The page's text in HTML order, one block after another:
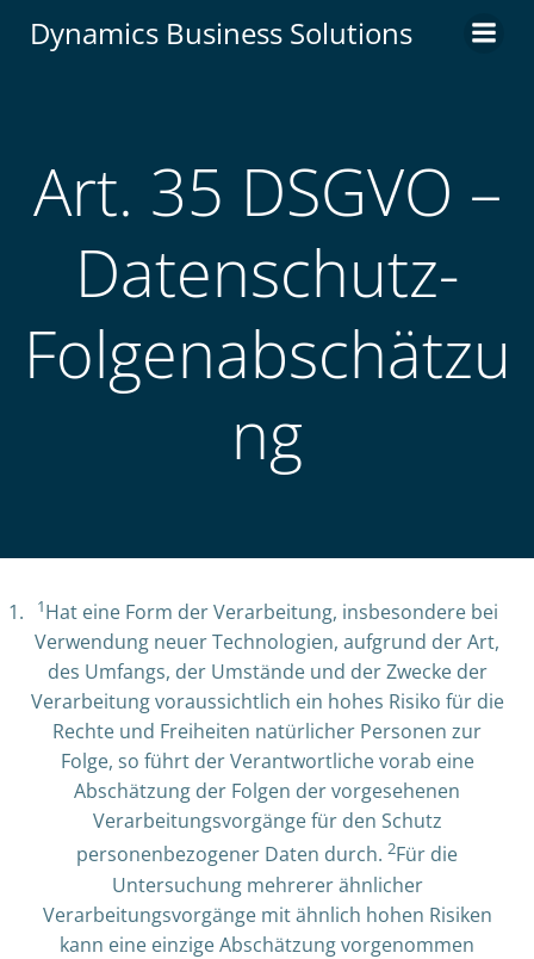
Inhalt
Dynamics Business Solutions
Art. 35 DSGVO –
Datenschutz-
Folgenabschätzu
ng
1Hat eine Form der Verarbeitung, insbesondere bei
Verwendung neuer Technologien, aufgrund der Art,
des Umfangs, der Umstände und der Zwecke der
Verarbeitung voraussichtlich ein hohes Risiko für die
Rechte und Freiheiten natürlicher Personen zur
Folge, so führt der Verantwortliche vorab eine
Abschätzung der Folgen der vorgesehenen
Verarbeitungsvorgänge für den Schutz
personenbezogener Daten durch. 2Für die
Untersuchung mehrerer ähnlicher
Verarbeitungsvorgänge mit ähnlich hohen Risiken
kann eine einzige Abschätzung vorgenommen